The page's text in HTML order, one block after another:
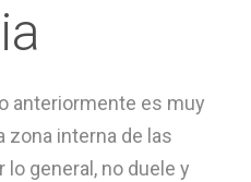
anteriormente es muy
zona interna de las
lo general, no duele y